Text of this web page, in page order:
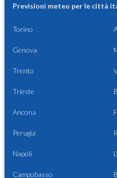
Previsioni meteo per le città
Torino
Genova
Trento
Trieste
Ancona
Perugia
Napoli
Campobasso